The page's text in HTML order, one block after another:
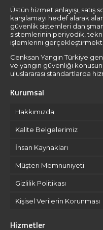
Üstün hizmet anlayışı, satış
karşılamayı hedef alarak
güvenlik sistemleri
sistemlerinin periyodik,
işlemlerini
Cenksan Yangın Türkiye
ve yangın güvenliği
uluslararası standartlarda
Kurumsal
Hakkımızda
Kalite Belgelerimiz
İnsan Kaynakları
Müşteri Memnuniyeti
Gizlilik Politikası
Kişisel Verilerin Korunması
Hizmetler